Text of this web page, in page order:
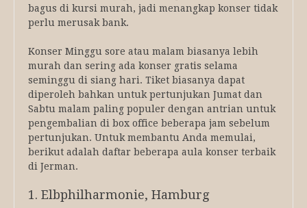
bagus di kursi murah, jadi menangkap konser tidak
perlu merusak bank.
Konser Minggu sore atau malam biasanya lebih
murah dan sering ada konser gratis selama
seminggu di siang hari. Tiket biasanya dapat
diperoleh bahkan untuk pertunjukan Jumat dan
Sabtu malam paling populer dengan antrian untuk
pengembalian di box office beberapa jam sebelum
pertunjukan. Untuk membantu Anda memulai,
berikut adalah daftar beberapa aula konser terbaik
di Jerman.
1. Elbphilharmonie, Hamburg